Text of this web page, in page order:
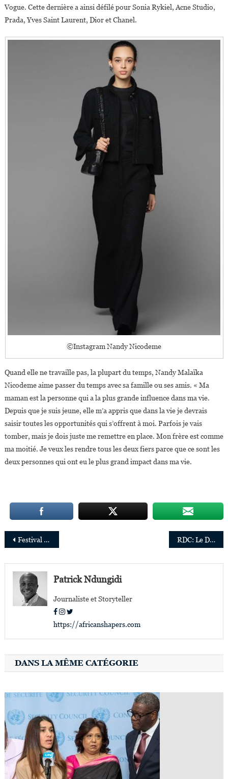
Vogue. Cette dernière a ainsi défilé pour Sonia Rykiel, Acne Studio,
Prada, Yves Saint Laurent, Dior et Chanel.
©Instagram Nandy Nicodeme
Quand elle ne travaille pas, la plupart du temps, Nandy Malaïka
Nicodeme aime passer du temps avec sa famille ou ses amis. « Ma
maman est la personne qui a la plus grande influence dans ma vie.
Depuis que je suis jeune, elle m’a appris que dans la vie je devrais
saisir toutes les opportunités qui s’offrent à moi. Parfois je vais
tomber, mais je dois juste me remettre en place. Mon frère est comme
ma moitié. Je veux les rendre tous les deux fiers parce que ce sont les
deux personnes qui ont eu le plus grand impact dans ma vie.
Navigation
de
l’article
Festival de Cannes:le film du réalisateur congolais Dieudo Hamadi dans la sélection officielle RDC: Le Docteur Alain Mukwege, sur les traces de son célèbre père…
Patrick Ndungidi
Journaliste et Storyteller
https://africanshapers.com
DANS LA MÊME CATÉGORIE